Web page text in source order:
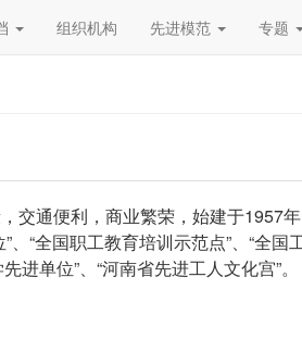
组织机构 先进模范 专题
通便利，商业繁荣，始建于1957
“全国职工教育培训示范点”、“全
进单位”、“河南省先进工人文化宫”。